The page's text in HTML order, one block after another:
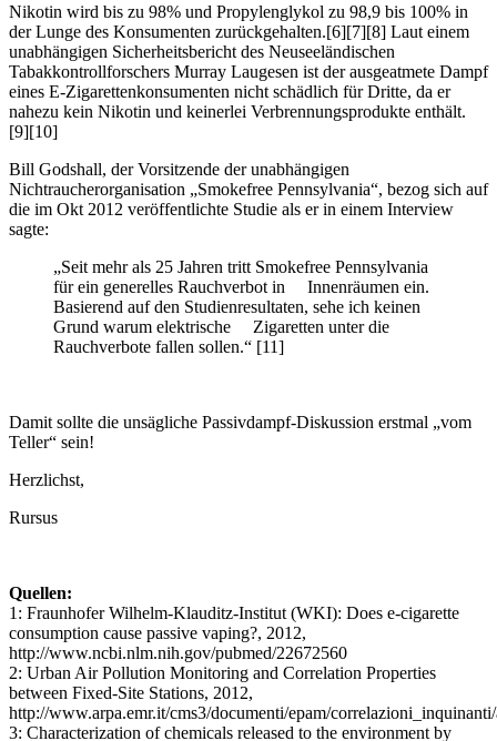
Nikotin wird bis zu 98% und Propylenglykol zu 98,9 bis 100% in
der Lunge des Konsumenten zurückgehalten.[6][7][8] Laut einem
unabhängigen Sicherheitsbericht des Neuseeländischen
Tabakkontrollforschers Murray Laugesen ist der ausgeatmete Dampf
eines E-Zigarettenkonsumenten nicht schädlich für Dritte, da er
nahezu kein Nikotin und keinerlei Verbrennungsprodukte enthält.
[9][10]
Bill Godshall, der Vorsitzende der unabhängigen
Nichtraucherorganisation „Smokefree Pennsylvania“, bezog sich auf
die im Okt 2012 veröffentlichte Studie als er in einem Interview
sagte:
„Seit mehr als 25 Jahren tritt Smokefree Pennsylvania
für ein generelles Rauchverbot in Innenräumen ein.
Basierend auf den Studienresultaten, sehe ich keinen
Grund warum elektrische Zigaretten unter die
Rauchverbote fallen sollen.“ [11]
Damit sollte die unsägliche Passivdampf-Diskussion erstmal „vom
Teller“ sein!
Herzlichst,
Rursus
Quellen:
1: Fraunhofer Wilhelm-Klauditz-Institut (WKI): Does e-cigarette
consumption cause passive vaping?, 2012,
http://www.ncbi.nlm.nih.gov/pubmed/22672560
2: Urban Air Pollution Monitoring and Correlation Properties
between Fixed-Site Stations, 2012,
http://www.arpa.emr.it/cms3/documenti/epam/
3: Characterization of chemicals released to the environment by